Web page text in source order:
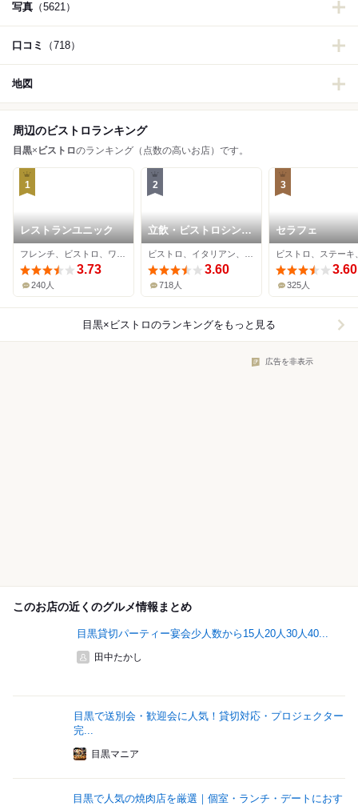
写真 （5621）
口コミ （718）
地図
周辺のビストロランキング
目黒× ビストロのランキング（点数の高いお店）です。
1
レストランユニック
3.73
240人
2
立飲・ビストロシン
サンテ
3.60
718人
3
セラフェ
3.60
325人
目黒×ビストロのランキングをもっと見る
広告を非表示
このお店の近くのグルメ情報まとめ
目黒貸切パーティー宴会少人数から15人20人30人40...
田中たかし
目黒で送別会・歓迎会に人気！貸切対応・プロジェクター
完...
目黒マニア
目黒で人気の焼肉店を厳選｜個室・ランチ・デートにおす